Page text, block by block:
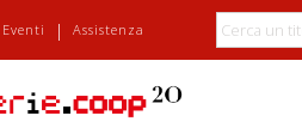
Eventi | Assistenza